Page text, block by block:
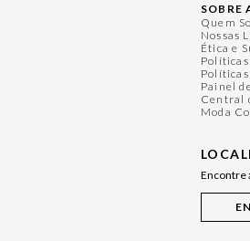
SOBRE
Quem
Nossas
Ética e
Painel
Central
Moda
Encontre